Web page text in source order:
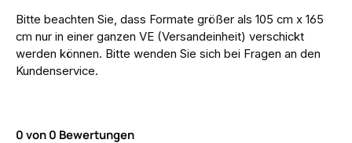
Bitte beachten Sie, dass Formate größer als 105 cm x 165
cm nur in einer ganzen VE (Versandeinheit) verschickt
werden können. Bitte wenden Sie sich bei Fragen an den
Kundenservice.
0 von 0 Bewertungen